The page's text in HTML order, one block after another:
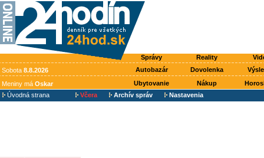
Správy Reality
Sobota 8.8.2026 Autobazár Dovolenka
Meniny má Oskar Ubytovanie Nákup
Úvodná strana
Včera Archív správ Nastavenia